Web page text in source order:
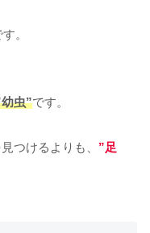
。
虫”です。
つけるよりも、 ”足